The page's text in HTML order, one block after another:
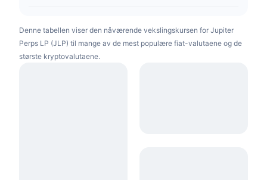
Denne tabellen viser den nåværende vekslingskursen for Jupiter
Perps LP (JLP) til mange av de mest populære fiat-valutaene og de
største kryptovalutaene.